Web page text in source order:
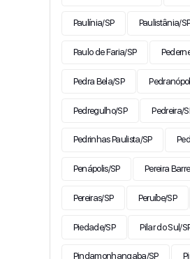
Paulínia/SP Paulistânia/
Paulo de Faria/SP
Pedra Bela/SP
Pedregulho/SP Pedreira/
Pedrinhas Paulista/SP
Penápolis/SP Pereira
Pereiras/SP Peruíbe/SP
Piedade/SP Pilar do Sul/
Pindamonhangaba/SP